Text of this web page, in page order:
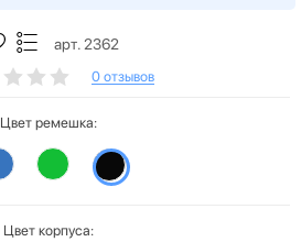
арт. 2362
0 отзывов
Цвет ремешка:
Цвет корпуса: